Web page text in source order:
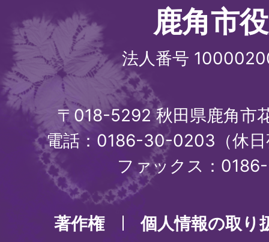
鹿角市
法人番号
〒018-5292 秋田県鹿角市
電話：0186-30-0203（休
ファックス：
著作権
個人情報の取り